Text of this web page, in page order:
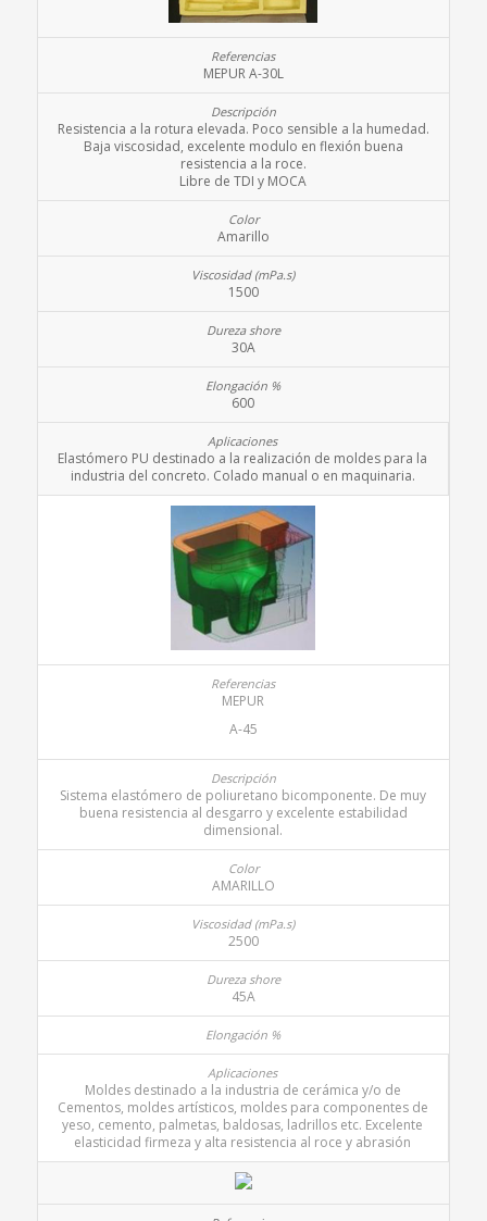
MEPUR A-30L
Resistencia a la rotura elevada. Poco sensible a la humedad.
Baja viscosidad, excelente modulo en flexión buena
resistencia a la roce.
Libre de TDI y MOCA
Amarillo
1500
30A
600
Elastómero PU destinado a la realización de moldes para la
industria del concreto. Colado manual o en maquinaria.
MEPUR
A-45
Sistema elastómero de poliuretano bicomponente. De muy
buena resistencia al desgarro y excelente estabilidad
dimensional.
AMARILLO
2500
45A
Moldes destinado a la industria de cerámica y/o de
Cementos, moldes artísticos, moldes para componentes de
yeso, cemento, palmetas, baldosas, ladrillos etc. Excelente
elasticidad firmeza y alta resistencia al roce y abrasión